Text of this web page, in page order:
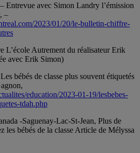
Entrevue avec Simon Landry l’émission
–
2023/01/20/le-bulletin-chiffre-
L’école Autrement du réalisateur Erik
avec Erik Simon)
bébés de classe plus souvent étiquetés
education/2023-01-19/lesbebes-
tdah.php
-Saguenay-Lac-St-Jean, Plus de
les bébés de la classe Article de Mélyssa